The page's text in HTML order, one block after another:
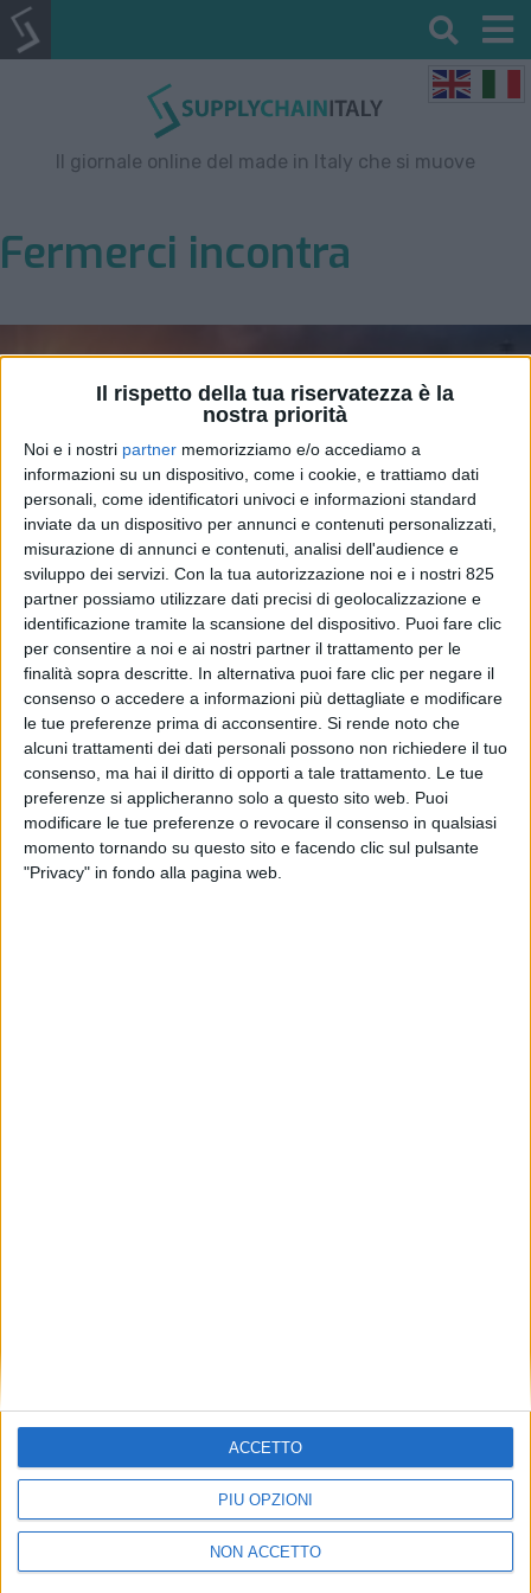
Il rispetto della tua riservatezza è la
nostra priorità
Noi e i nostri partner memorizziamo e/o accediamo a
informazioni su un dispositivo, come i cookie, e trattiamo dati
personali, come identificatori univoci e informazioni standard
inviate da un dispositivo per annunci e contenuti personalizzati,
misurazione di annunci e contenuti, analisi dell'audience e
sviluppo dei servizi. Con la tua autorizzazione noi e i nostri 825
partner possiamo utilizzare dati precisi di geolocalizzazione e
identificazione tramite la scansione del dispositivo. Puoi fare clic
per consentire a noi e ai nostri partner il trattamento per le
finalità sopra descritte. In alternativa puoi fare clic per negare il
consenso o accedere a informazioni più dettagliate e modificare
le tue preferenze prima di acconsentire. Si rende noto che
alcuni trattamenti dei dati personali possono non richiedere il tuo
consenso, ma hai il diritto di opporti a tale trattamento. Le tue
preferenze si applicheranno solo a questo sito web. Puoi
modificare le tue preferenze o revocare il consenso in qualsiasi
momento tornando su questo sito e facendo clic sul pulsante
"Privacy" in fondo alla pagina web.
PIÙ OPZIONI
NON ACCETTO
ACCETTO
Il giornale online del made in Italy che si muove
Fermerci incontra
Strisciuglio (Rfi) ha
presentato i lavori in corso
per migliorare il trasporto
ferroviario merci in Abruzzo
TRASPORTI 21 FEBBRAIO 2024